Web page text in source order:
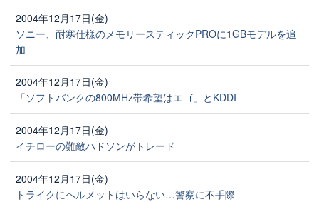
2004年12月17日(金)
ソニー、耐寒仕様のメモリースティックPROに1GBモデルを追
加
2004年12月17日(金)
「ソフトバンクの800MHz帯希望はエゴ」とKDDI
2004年12月17日(金)
イチローの難敵ハドソンがトレード
2004年12月17日(金)
トライクにヘルメットはいらない…警察に不手際